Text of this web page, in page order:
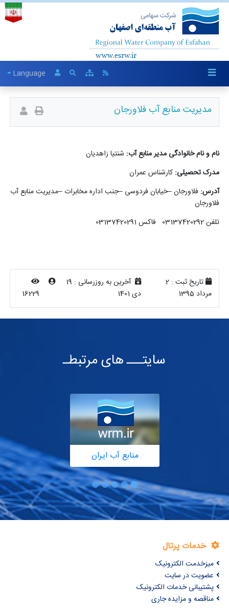
Language
مدیریت منابع آب فلاورجان
نام و نام خانوادگی مدیر منابع آب: شنتیا زاهدیان
مدرک تحصیلی:کارشناس عمران
آدرس: فلاورجان –خیابان فردوسی –جنب اداره مخابرات –مدیریت منابع آب
فلاورجان
تلفن 03137420292 فاکس 03137420291
تاریخ ثبت :2
مرداد 1395
آخرین به روزرسانی : 19
دی 1401
16229
سایتـــ های مرتبطـ
منابع آب ایران
خدمات پرتال
میزخدمت الکترونیک
عضویت در سایت
پشتیبانی خدمات الکترونیک
مناقصه و مزایده جاری